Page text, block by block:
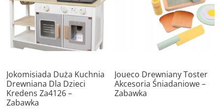
Jokomisiada Duża Kuchnia
Drewniana Dla Dzieci
Kredens Za4126 –
Zabawka
Joueco Drewniany Toster
Akcesoria Śniadaniowe –
Zabawka